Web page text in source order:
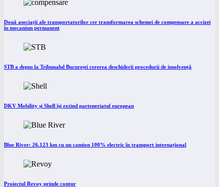
Două asociații ale transportatorilor cer transformarea schemei de compensare a accizei
în mecanism permanent
STB a depus la Tribunalul București cererea deschiderii procedurii de insolvență
DKV Mobility și Shell își extind parteneriatul european
Blue River: 26.123 km cu un camion 100% electric în transport internațional
Proiectul Revoy prinde contur